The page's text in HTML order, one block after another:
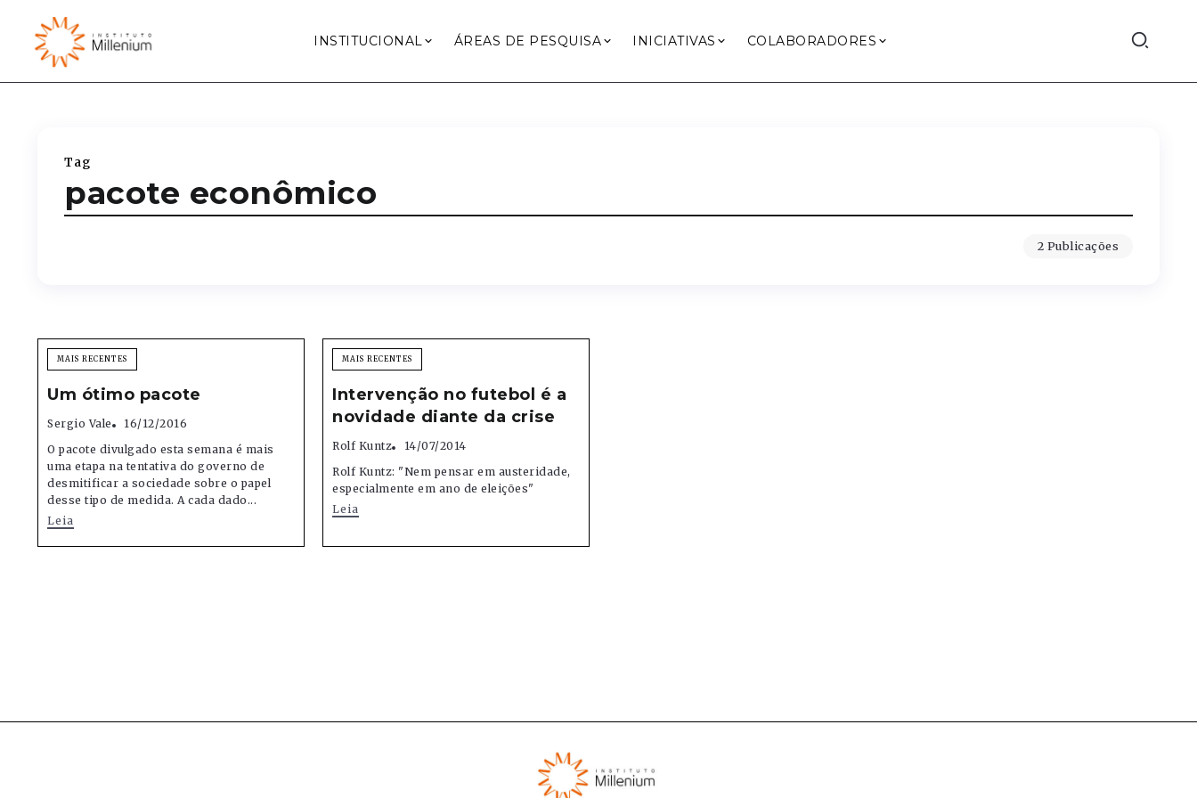
INSTITUCIONAL ÁREAS DE PESQUISA INICIATIVAS COLABORADORES
Tag
pacote econômico
2 Publicações
MAIS RECENTES
Um ótimo pacote
Sergio Vale
16/12/2016
O pacote divulgado esta semana é mais
uma etapa na tentativa do governo de
desmitificar a sociedade sobre o papel
desse tipo de medida. A cada dado...
Leia
MAIS RECENTES
Intervenção no futebol é a
novidade diante da crise
Rolf Kuntz
14/07/2014
Rolf Kuntz: "Nem pensar em austeridade,
especialmente em ano de eleições"
Leia